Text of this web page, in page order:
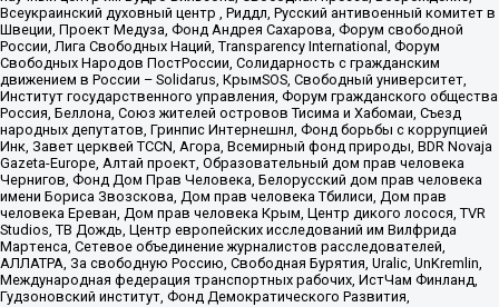
Всеукраинский духовный центр , Риддл, Русский антивоенный комитет в
Швеции, Проект Медуза, Фонд Андрея Сахарова, Форум свободной
России, Лига Свободных Наций, Transparеncy International, Форум
Свободных Народов ПостРоссии, Солидарность с гражданским
движением в России – Solidarus, КрымSOS, Свободный университет,
Институт государственного управления, Форум гражданского общества
Россия, Беллона, Союз жителей островов Тисима и Хабомаи, Съезд
народных депутатов, Гринпис Интернешнл, Фонд борьбы с коррупцией
Инк, Завет церквей TCCN, Агора, Всемирный фонд природы, BDR Novaja
Gazeta-Europe, Алтай проект, Образовательный дом прав человека
Чернигов, Фонд Дом Прав Человека, Белорусский дом прав человека
имени Бориса Звозскова, Дом прав человека Тбилиси, Дом прав
человека Ереван, Дом прав человека Крым, Центр дикого лосося, TVR
Studios, ТВ Дождь, Центр европейских исследований им Вилфрида
Мартенса, Сетевое объединение журналистов расследователей,
АЛЛАТРА, За свободную Россию, Свободная Бурятия, Uralic, UnKremlin,
Международная федерация транспортных рабочих, ИстЧам Финланд,
Гудзоновский институт, Фонд Демократического Развития,